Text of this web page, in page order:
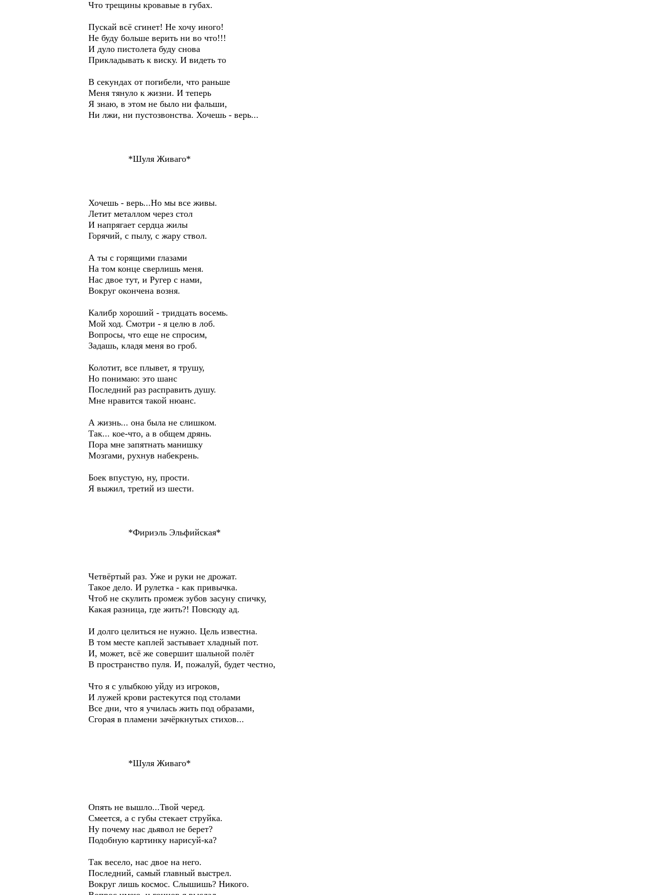
Что трещины кровавые в губах.
Пускай всё сгинет! Не хочу иного!
Не буду больше верить ни во что!!!
И дуло пистолета буду снова
Прикладывать к виску. И видеть то
В секундах от погибели, что раньше
Меня тянуло к жизни. И теперь
Я знаю, в этом не было ни фальши,
Ни лжи, ни пустозвонства. Хочешь - верь...
*Шуля Живаго*
Хочешь - верь...Но мы все живы.
Летит металлом через стол
И напрягает сердца жилы
Горячий, с пылу, с жару ствол.
А ты с горящими глазами
На том конце сверлишь меня.
Нас двое тут, и Ругер с нами,
Вокруг окончена возня.
Калибр хороший - тридцать восемь.
Мой ход. Смотри - я целю в лоб.
Вопросы, что еще не спросим,
Задашь, кладя меня во гроб.
Колотит, все плывет, я трушу,
Но понимаю: это шанс
Последний раз расправить душу.
Мне нравится такой нюанс.
А жизнь... она была не слишком.
Так... кое-что, а в общем дрянь.
Пора мне запятнать манишку
Мозгами, рухнув набекрень.
Боек впустую, ну, прости.
Я выжил, третий из шести.
*Фириэль Эльфийская*
Четвёртый раз. Уже и руки не дрожат.
Такое дело. И рулетка - как привычка.
Чтоб не скулить промеж зубов засуну спичку,
Какая разница, где жить?! Повсюду ад.
И долго целиться не нужно. Цель известна.
В том месте каплей застывает хладный пот.
И, может, всё же совершит шальной полёт
В пространство пуля. И, пожалуй, будет честно,
Что я с улыбкою уйду из игроков,
И лужей крови растекутся под столами
Все дни, что я училась жить под образами,
Сгорая в пламени зачёркнутых стихов...
*Шуля Живаго*
Опять не вышло...Твой черед.
Смеется, а с губы стекает струйка.
Ну почему нас дьявол не берет?
Подобную картинку нарисуй-ка?
Так весело, нас двое на него.
Последний, самый главный выстрел.
Вокруг лишь космос. Слышишь? Никого.